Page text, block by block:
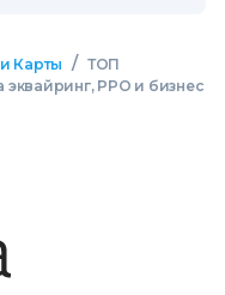
Карты / ТОП
РРО и бизнес